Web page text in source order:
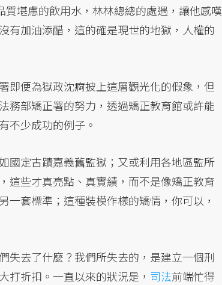
堪慮的飲用水，林林總總的處遇，讓他感嘆
有加油添醋，這的確是現世的地獄，人權的
即便為獄政沈痾披上這層觀光化的假象，但
務部矯正署的努力，透過矯正教育館或許能
不少成功的例子。
國定古蹟嘉義舊監獄；又或利用各地區監所
這些才真亮點、真實績，而不是像矯正教育
套標準；這種裝模作樣的矯情，你可以，
失去了什麼？我們所失去的，是建立一個刑
打折扣。一直以來的狀況是， 司法前端忙得